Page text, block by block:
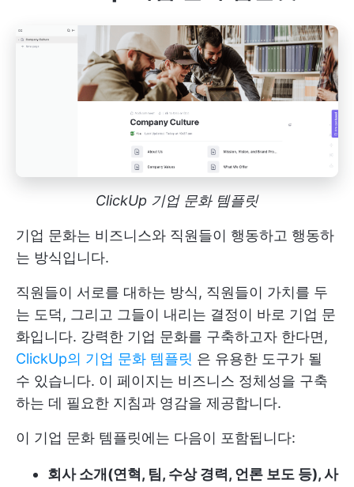
ClickUp 기업 문화 템플릿
기업 문화는 비즈니스와 직원들이 행동하고 행동하
는 방식입니다.
직원들이 서로를 대하는 방식, 직원들이 가치를 두
는 도덕, 그리고 그들이 내리는 결정이 바로 기업 문
화입니다. 강력한 기업 문화를 구축하고자 한다면,
ClickUp의 기업 문화 템플릿 은 유용한 도구가 될
수 있습니다. 이 페이지는 비즈니스 정체성을 구축
하는 데 필요한 지침과 영감을 제공합니다.
이 기업 문화 템플릿에는 다음이 포함됩니다:
회사 소개(연혁, 팀, 수상 경력, 언론 보도 등), 사